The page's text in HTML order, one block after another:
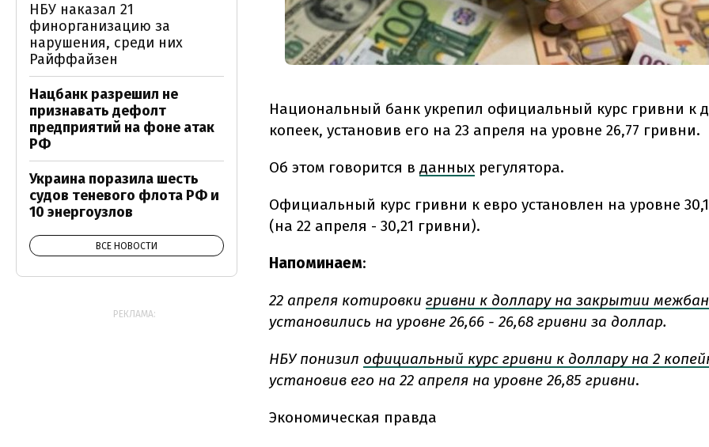
Национальный банк укрепил официальный курс гривни к
копеек, установив его на 23 апреля на уровне 26,77 гривни.
Об этом говорится в данных регулятора.
Официальный курс гривни к евро установлен на уровне
(на 22 апреля - 30,21 гривни).
Напоминаем:
22 апреля котировки гривни к доллару на закрытии
установились на уровне 26,66 - 26,68 гривни за доллар.
НБУ понизил официальный курс гривни к доллару на 2
установив его на 22 апреля на уровне 26,85 гривни.
Экономическая правда
НБУ наказал 21
финорганизацию за
нарушения, среди них
Райффайзен
Нацбанк разрешил не
признавать дефолт
предприятий на фоне атак
РФ
Украина поразила шесть
судов теневого флота РФ и
10 энергоузлов
ВСЕ НОВОСТИ
РЕКЛАМА: